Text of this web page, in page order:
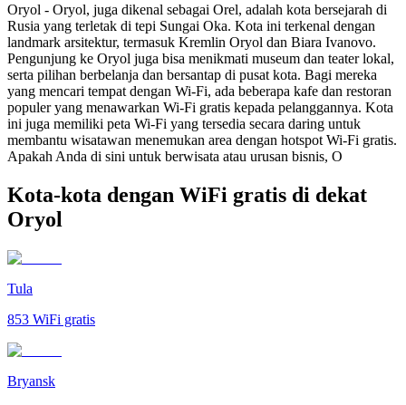
Oryol - Oryol, juga dikenal sebagai Orel, adalah kota bersejarah di
Rusia yang terletak di tepi Sungai Oka. Kota ini terkenal dengan
landmark arsitektur, termasuk Kremlin Oryol dan Biara Ivanovo.
Pengunjung ke Oryol juga bisa menikmati museum dan teater lokal,
serta pilihan berbelanja dan bersantap di pusat kota. Bagi mereka
yang mencari tempat dengan Wi-Fi, ada beberapa kafe dan restoran
populer yang menawarkan Wi-Fi gratis kepada pelanggannya. Kota
ini juga memiliki peta Wi-Fi yang tersedia secara daring untuk
membantu wisatawan menemukan area dengan hotspot Wi-Fi gratis.
Apakah Anda di sini untuk berwisata atau urusan bisnis, O
Kota-kota dengan WiFi gratis di dekat
Oryol
Tula
853 WiFi gratis
Bryansk